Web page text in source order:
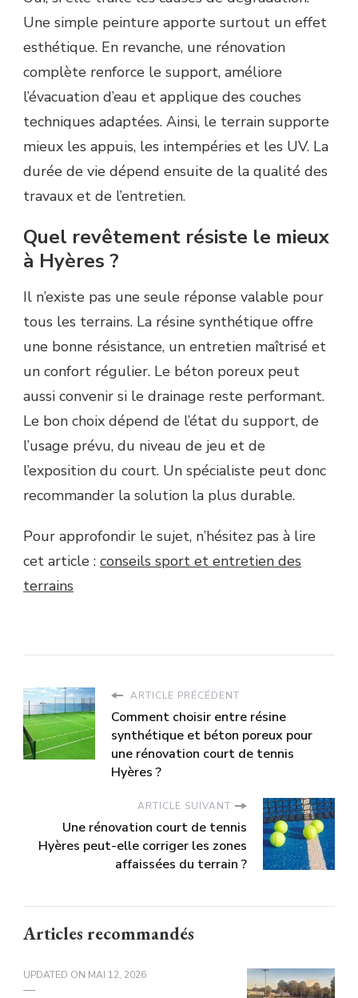
Une simple peinture apporte surtout un effet
esthétique. En revanche, une rénovation
complète renforce le support, améliore
l’évacuation d’eau et applique des couches
techniques adaptées. Ainsi, le terrain supporte
mieux les appuis, les intempéries et les UV. La
durée de vie dépend ensuite de la qualité des
travaux et de l’entretien.
Quel revêtement résiste le mieux
à Hyères ?
Il n’existe pas une seule réponse valable pour
tous les terrains. La résine synthétique offre
une bonne résistance, un entretien maîtrisé et
un confort régulier. Le béton poreux peut
aussi convenir si le drainage reste performant.
Le bon choix dépend de l’état du support, de
l’usage prévu, du niveau de jeu et de
l’exposition du court. Un spécialiste peut donc
recommander la solution la plus durable.
Pour approfondir le sujet, n’hésitez pas à lire
cet article : conseils sport et entretien des
terrains
ARTICLE PRÉCÉDENT
Comment choisir entre résine
synthétique et béton poreux pour
une rénovation court de tennis
Hyères ?
ARTICLE SUIVANT
Une rénovation court de tennis
Hyères peut-elle corriger les zones
affaissées du terrain ?
Articles recommandés
UPDATED ON MAI 12, 2026